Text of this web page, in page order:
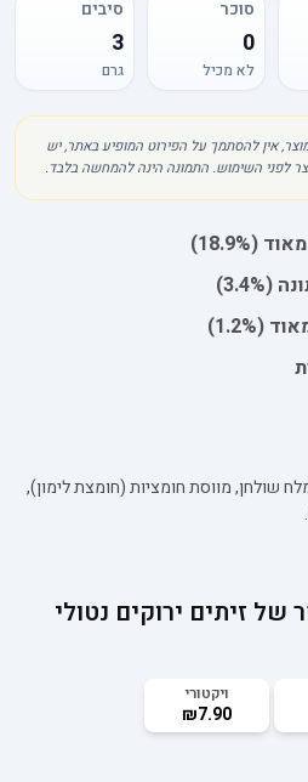
סוכר
0
לא מכיל
סיבים
3
גרם
אין להסתמך על הפירוט המופיע באתר, יש
לפני השימוש. התמונה הינה להמחשה בלבד.
(18.9%)
(3.4%)
(1.2%)
מלח שולחן, מווסת חומציות (חומצת לימון),
של זיתים ירוקים נטולי
ויקטורי
₪7.90